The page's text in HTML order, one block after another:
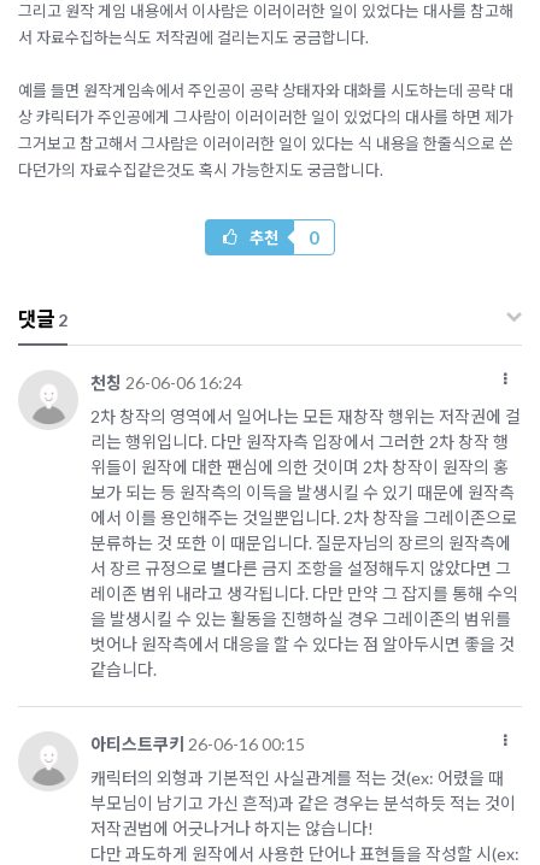
그리고 원작 게임 내용에서 이사람은 이러이러한 일이 있었다는 대사를 참고해
서 자료수집하는식도 저작권에 걸리는지도 궁금합니다.
예를 들면 원작게임속에서 주인공이 공략 상태자와 대화를 시도하는데 공략 대
상 캬릭터가 주인공에게 그사람이 이러이러한 일이 있었다의 대사를 하면 제가
그거보고 참고해서 그사람은 이러이러한 일이 있다는 식 내용을 한줄식으로 쓴
다던가의 자료수집같은것도 혹시 가능한지도 궁금합니다.
추천 0
댓글 2
천칭 26-06-06 16:24
2차 창작의 영역에서 일어나는 모든 재창작 행위는 저작권에 걸
리는 행위입니다. 다만 원작자측 입장에서 그러한 2차 창작 행
위들이 원작에 대한 팬심에 의한 것이며 2차 창작이 원작의 홍
보가 되는 등 원작측의 이득을 발생시킬 수 있기 때문에 원작측
에서 이를 용인해주는 것일뿐입니다. 2차 창작을 그레이존으로
분류하는 것 또한 이 때문입니다. 질문자님의 장르의 원작측에
서 장르 규정으로 별다른 금지 조항을 설정해두지 않았다면 그
레이존 범위 내라고 생각됩니다. 다만 만약 그 잡지를 통해 수익
을 발생시킬 수 있는 활동을 진행하실 경우 그레이존의 범위를
벗어나 원작측에서 대응을 할 수 있다는 점 알아두시면 좋을 것
같습니다.
아티스트쿠키 26-06-16 00:15
캐릭터의 외형과 기본적인 사실관계를 적는 것(ex: 어렸을 때
부모님이 남기고 가신 흔적)과 같은 경우는 분석하듯 적는 것이
저작권법에 어긋나거나 하지는 않습니다!
다만 과도하게 원작에서 사용한 단어나 표현들을 작성할 시(ex: